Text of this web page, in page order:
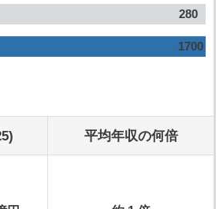
280
1700
平均年収の何倍